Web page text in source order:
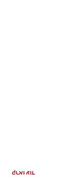
קראו עוד